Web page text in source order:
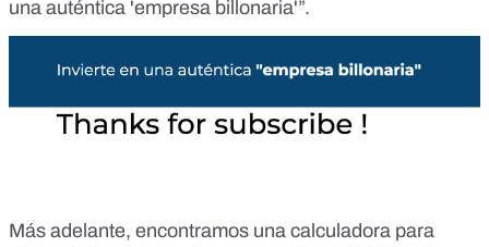
una auténtica 'empresa billonaria'”.
Más adelante, encontramos una calculadora para